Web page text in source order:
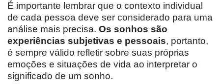
É importante lembrar que o contexto individual
de cada pessoa deve ser considerado para uma
análise mais precisa. Os sonhos são
experiências subjetivas e pessoais, portanto,
é sempre válido refletir sobre suas próprias
emoções e situações de vida ao interpretar o
significado de um sonho.